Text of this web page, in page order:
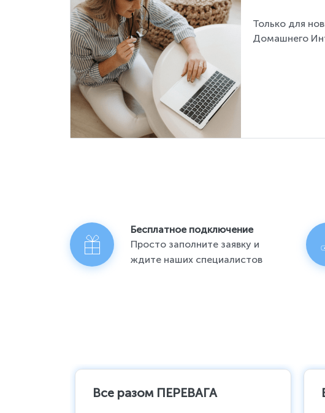
Только для
Домашнего
Бесплатное подключение
Просто заполните заявку и
ждите наших специалистов
Все разом ПЕРЕВАГА